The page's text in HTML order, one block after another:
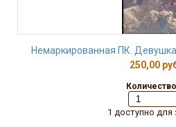
Немаркированная ПК.
250,00
1 доступно для